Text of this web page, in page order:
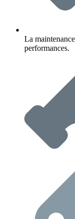
La
performances.